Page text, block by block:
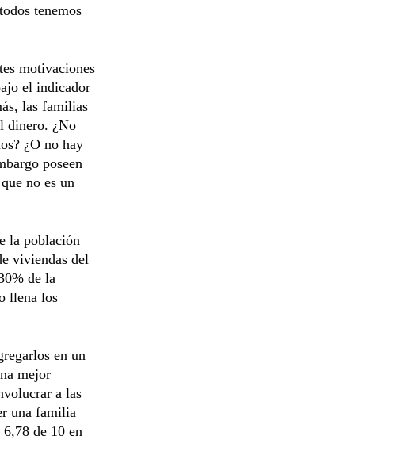
tenemos
motivaciones
el indicador
las familias
dinero. ¿No
¿O no hay
poseen
no es un
la población
viviendas del
de la
llena los
en un
mejor
a las
una familia
de 10 en